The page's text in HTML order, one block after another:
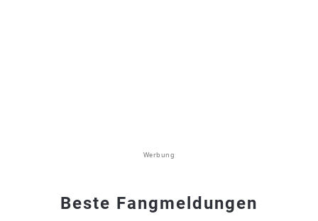
Werbung
Beste Fangmeldungen